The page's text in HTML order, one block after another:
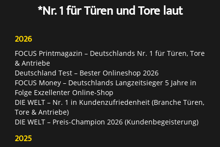
*Nr. 1 für Türen und Tore laut
2026
FOCUS Printmagazin – Deutschlands Nr. 1 für Türen, Tore
& Antriebe
Deutschland Test – Bester Onlineshop 2026
FOCUS Money – Deutschlands Langzeitsieger 5 Jahre in
Folge Exzellenter Online-Shop
DIE WELT – Nr. 1 in Kundenzufriedenheit (Branche Türen,
Tore & Antriebe)
DIE WELT – Preis-Champion 2026 (Kundenbegeisterung)
2025